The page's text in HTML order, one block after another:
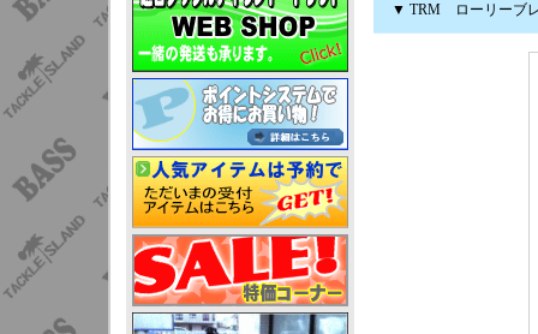
▼ TRM ローリーブ